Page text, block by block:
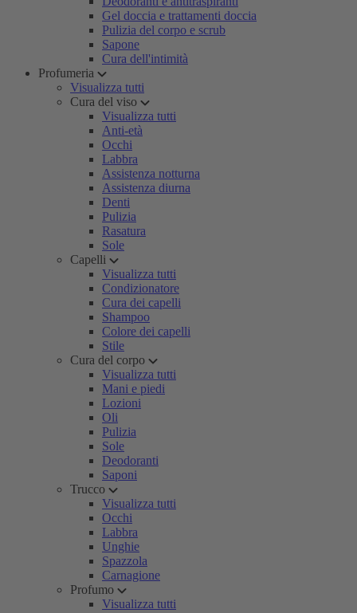
Gel doccia e trattamenti doccia
Pulizia del corpo e scrub
Sapone
Cura dell'intimità
Profumeria
Visualizza tutti
Cura del viso
Visualizza tutti
Anti-età
Occhi
Labbra
Assistenza notturna
Assistenza diurna
Denti
Pulizia
Rasatura
Sole
Capelli
Visualizza tutti
Condizionatore
Cura dei capelli
Shampoo
Colore dei capelli
Stile
Cura del corpo
Visualizza tutti
Mani e piedi
Lozioni
Oli
Pulizia
Sole
Deodoranti
Saponi
Trucco
Visualizza tutti
Occhi
Labbra
Unghie
Spazzola
Carnagione
Profumo
Visualizza tutti